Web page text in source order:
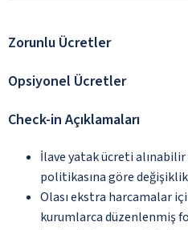
Zorunlu Ücretler
Opsiyonel Ücretler
Check-in Açıklamaları
İlave yatak ücreti
politikasına göre
Olası ekstra harcamalar
kurumlarca düzenlenmiş